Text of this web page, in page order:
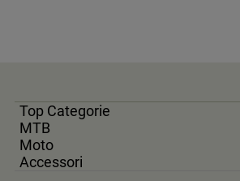
Top Categorie
MTB
Moto
Accessori